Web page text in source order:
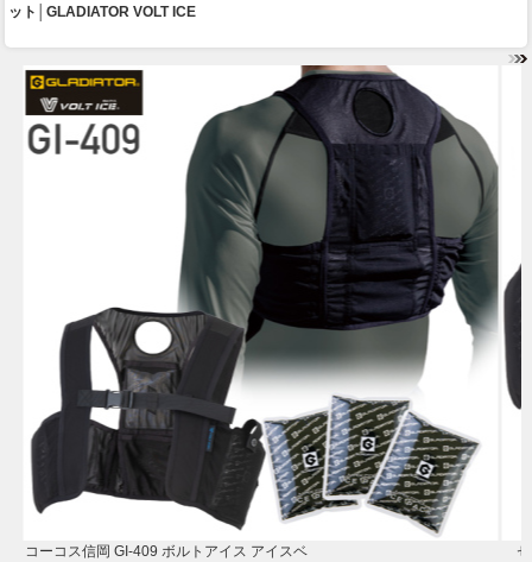
ット│GLADIATOR VOLT ICE
コーコス信岡 GI-409 ボルトアイス アイスベ